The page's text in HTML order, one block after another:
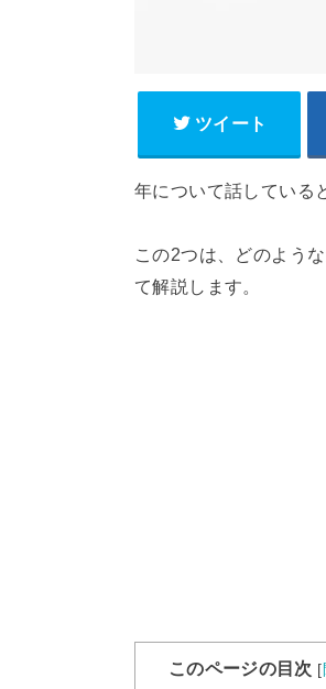
ツイート
年について話している
この2つは、どのよう
て解説します。
このページの目次 [